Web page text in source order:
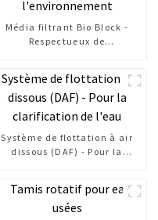
Média filtrant Bio Block -
Respectueux de
Système de flottation à air
dissous (DAF) - Pour la